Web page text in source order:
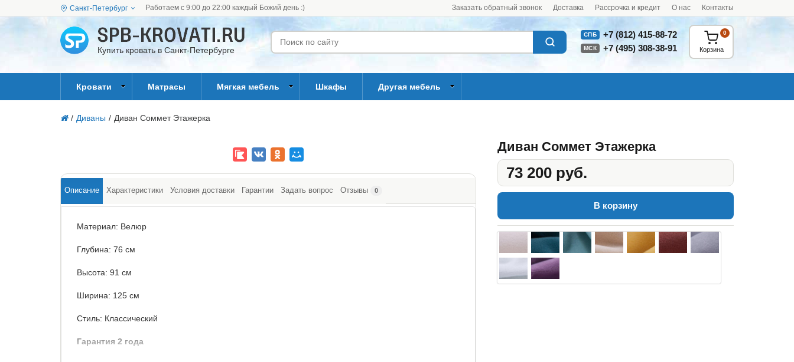
Санкт-Петербург Работаем с 9:00 до 22:00 каждый Божий день :) Заказать обратный звонок Доставка Рассрочка и кредит О нас Контакты
Купить кровать в Санкт-Петербурге
СПБ +7 (812) 415-88-72
МСК +7 (495) 308-38-91 Корзина
0
Кровати Матрасы Мягкая мебель Шкафы Другая мебель
/ Диваны / Диван Соммет Этажерка
Диван Соммет Этажерка
73 200 руб.
В корзину
Описание Характеристики Условия доставки Гарантии Задать вопрос Отзывы 0
Материал: Велюр
Глубина: 76 см
Высота: 91 см
Ширина: 125 см
Стиль: Классический
Гарантия 2 года